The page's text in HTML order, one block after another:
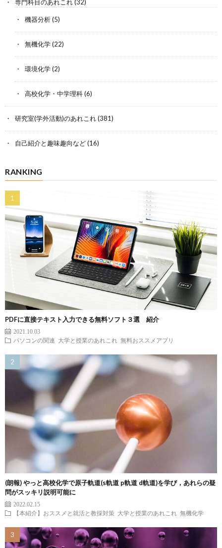
専門科目のあれこれ(32)
機器分析(5)
無機化学(22)
環境化学(2)
高校化学・中学理科(6)
研究室(学外活動)のあれこれ(381)
自己紹介と趣味趣向など(16)
RANKING
PDFに直接テキスト入力できる無料ソフト３選 紹介
2021.10.03
パソコンの関連
大学と授業のあれこれ 無料おススメアプリ
(朗報) やっと高校化学で原子軌道(s軌道 p軌道 d軌道)を学び，あれらの疑
問がスッキリ説明可能に
2022.02.15
【本紹介】おススメと就活と教採対策 大学と授業のあれこれ 無機化学